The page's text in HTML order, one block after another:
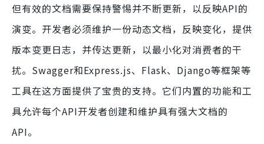
但有效的文档需要保持警惕并不断更新，以反映API的
演变。开发者必须维护一份动态文档，反映变化，提供
版本变更日志，并传达更新，以最小化对消费者的干
扰。Swagger和Express.js、Flask、Django等框架等
工具在这方面提供了宝贵的支持。它们内置的功能和工
具允许每个API开发者创建和维护具有强大文档的
API。